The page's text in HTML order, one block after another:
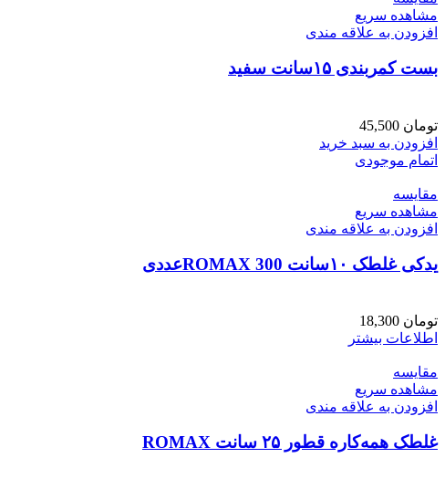
مشاهده سریع
افزودن به علاقه مندی
بست کمربندی ۱۵سانت سفید
تومان
افزودن به سبد خرید
اتمام موجودی
مقایسه
مشاهده سریع
افزودن به علاقه مندی
یدکی غلطک ۱۰سانت ROMAX 300عددی
تومان
اطلاعات بیشتر
مقایسه
مشاهده سریع
افزودن به علاقه مندی
غلطک همه‌کاره قطور ۲۵ سانت ROMAX